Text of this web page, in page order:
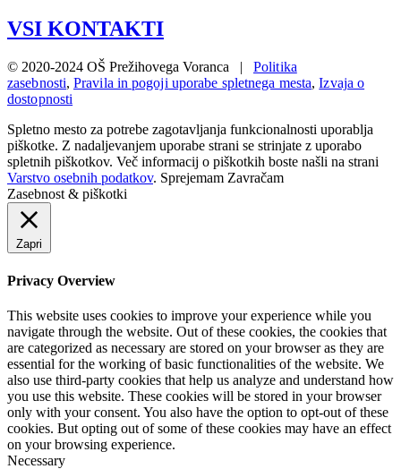
VSI KONTAKTI
© 2020-2024 OŠ Prežihovega Voranca | Politika
zasebnosti, Pravila in pogoji uporabe spletnega mesta,Izvaja o
dostopnosti
Spletno mesto za potrebe zagotavljanja funkcionalnosti uporablja
piškotke. Z nadaljevanjem uporabe strani se strinjate z uporabo
spletnih piškotkov. Več informacij o piškotkih boste našli na strani
Varstvo osebnih podatkov. Sprejemam Zavračam
Zasebnost & piškotki
Zapri
Privacy Overview
This website uses cookies to improve your experience while you
navigate through the website. Out of these cookies, the cookies that
are categorized as necessary are stored on your browser as they are
essential for the working of basic functionalities of the website. We
also use third-party cookies that help us analyze and understand how
you use this website. These cookies will be stored in your browser
only with your consent. You also have the option to opt-out of these
cookies. But opting out of some of these cookies may have an effect
on your browsing experience.
Necessary